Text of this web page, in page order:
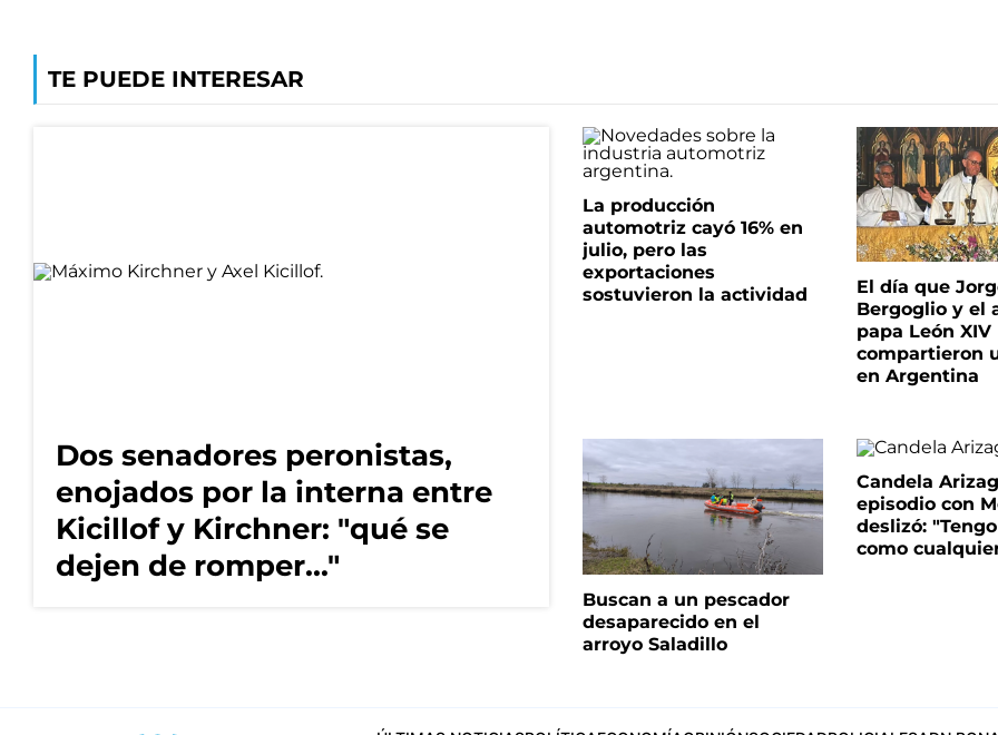
TE PUEDE INTERESAR
Dos senadores peronistas,
enojados por la interna entre
Kicillof y Kirchner: "qué se
dejen de romper..."
La producción
automotriz cayó 16% en
julio, pero las
exportaciones
sostuvieron la actividad
El día que
Bergoglio y el
papa León XIV
compartieron
en Argentina
Buscan a un pescador
desaparecido en el
arroyo Saladillo
Candela
episodio con
deslizó:
como